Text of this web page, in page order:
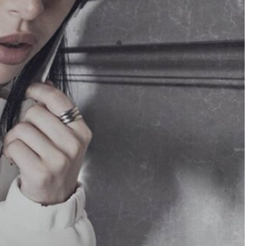
JACK WHITE lanza su
séptimo álbum de estudio
‘Frozen Charlotte’
Edwin Jimenez